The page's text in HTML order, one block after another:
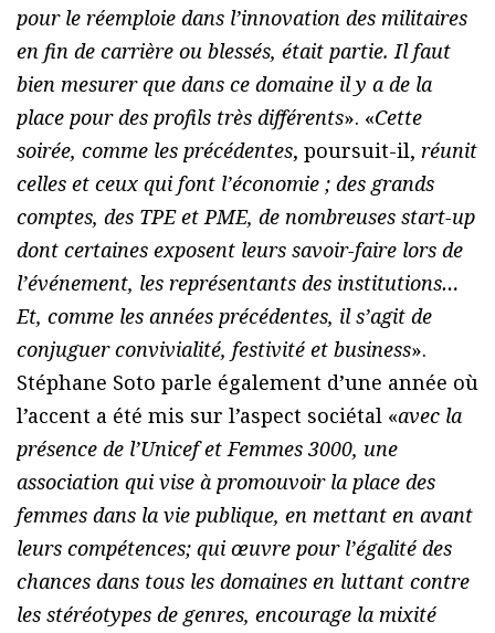
pour le réemploie dans l’innovation des militaires
en fin de carrière ou blessés, était partie. Il faut
bien mesurer que dans ce domaine il y a de la
place pour des profils très différents». «Cette
soirée, comme les précédentes, poursuit-il, réunit
celles et ceux qui font l’économie ; des grands
comptes, des TPE et PME, de nombreuses start-up
dont certaines exposent leurs savoir-faire lors de
l’événement, les représentants des institutions…
Et, comme les années précédentes, il s’agit de
conjuguer convivialité, festivité et business».
Stéphane Soto parle également d’une année où
l’accent a été mis sur l’aspect sociétal «avec la
présence de l’Unicef et Femmes 3000, une
association qui vise à promouvoir la place des
femmes dans la vie publique, en mettant en avant
leurs compétences; qui œuvre pour l’égalité des
chances dans tous les domaines en luttant contre
les stéréotypes de genres, encourage la mixité